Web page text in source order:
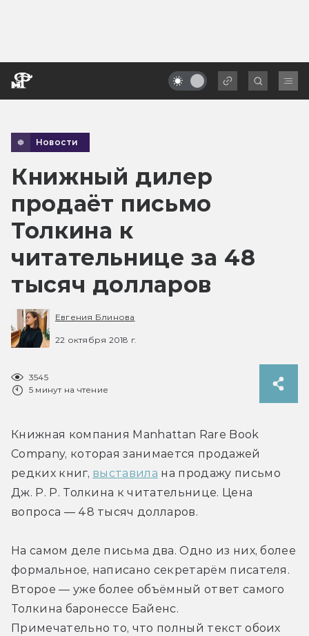
Новости
Книжный дилер
продаёт письмо
Толкина к
читательнице за 48
тысяч долларов
Евгения Блинова
22 октября 2018 г.
3545
5 минут на чтение
Книжная компания Manhattan Rare Book
Company, которая занимается продажей
редких книг, выставила на продажу письмо
Дж. Р. Р. Толкина к читательнице. Цена
вопроса — 48 тысяч долларов.
На самом деле письма два. Одно из них, более
формальное, написано секретарём писателя.
Второе — уже более объёмный ответ самого
Толкина баронессе Байенс.
Примечательно то, что полный текст обоих